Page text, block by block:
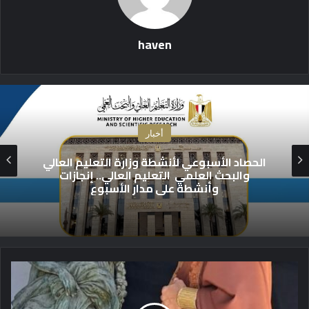
haven
أخبار
التعليم العالي: مكتب التنسيق: غدا الأحد آخر
موعد لتسجيل رغبات طلاب المرحلة الأولى
للتنسيق الإلكتروني.. -لا مد لفترة التسجيل